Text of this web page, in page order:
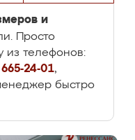
и
Просто
из телефонов:
24-01,
быстро